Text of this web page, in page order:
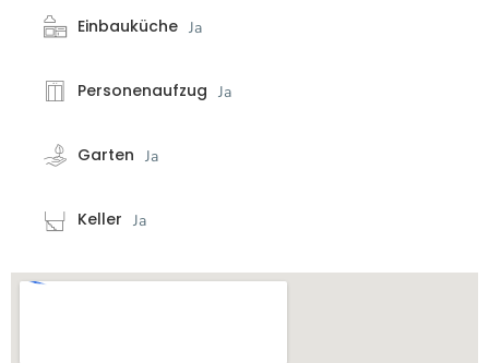
Einbauküche Ja
Personenaufzug Ja
Garten Ja
Keller Ja